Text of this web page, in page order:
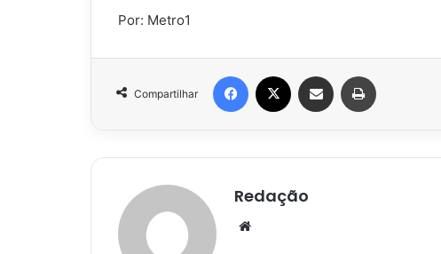
Por: Metro1
Compartilhar
Facebook Compartilhar via e-mail
Redação